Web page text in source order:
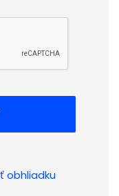
obhliadku